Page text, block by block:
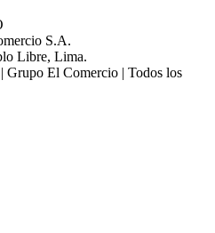
S.A.
Libre, Lima.
El Comercio | Todos los